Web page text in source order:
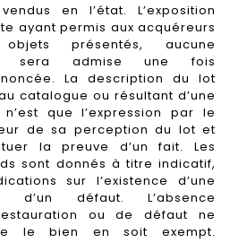
en l’état. L’exposition
ayant permis aux acquéreurs
présentés, aucune
sera admise une fois
La description du lot
catalogue ou résultant d’une
que l’expression par le
de sa perception du lot et
la preuve d’un fait. Les
sont donnés à titre indicatif,
sur l’existence d’une
d’un défaut. L’absence
ou de défaut ne
le bien en soit exempt.